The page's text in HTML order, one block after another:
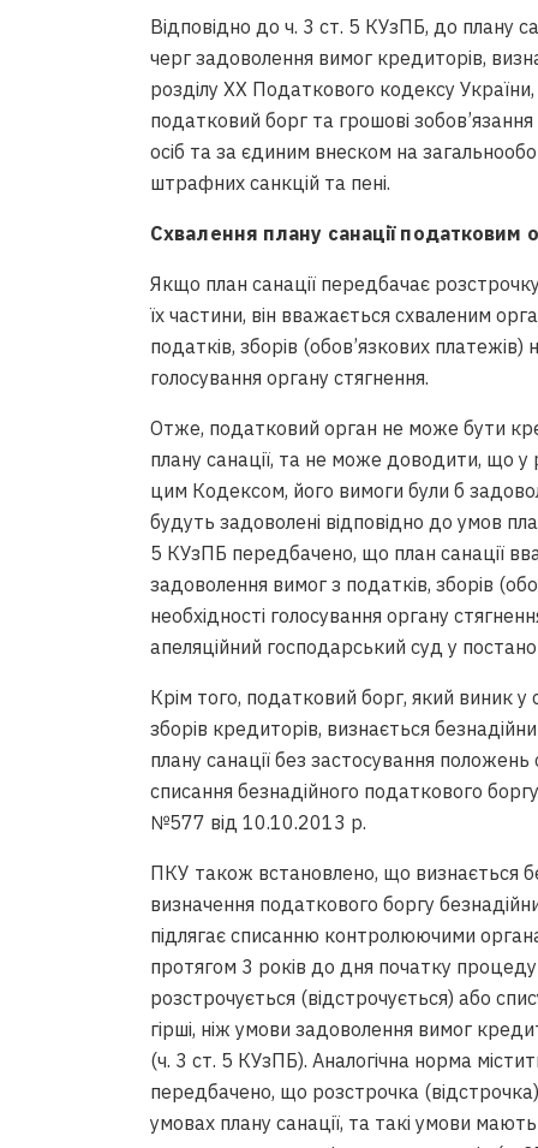
Відповідно до ч. 3 ст. 5 КУзПБ, до плану
черг задоволення вимог кредиторів,
розділу XX Податкового кодексу
податковий борг та грошові
осіб та за єдиним внеском на
штрафних санкцій та пені.
Схвалення плану санації податковим
Якщо план санації передбачає
їх частини, він вважається схваленим
податків, зборів (обов’язкових платежів)
голосування органу стягнення.
Отже, податковий орган не може бути
плану санації, та не може доводити, що у
цим Кодексом, його вимоги були б
будуть задоволені відповідно до умов
5 КУзПБ передбачено, що план санації
задоволення вимог з податків, зборів
необхідності голосування органу
апеляційний господарський суд у
Крім того, податковий борг, який виник
зборів кредиторів, визнається
плану санації без застосування
списання безнадійного податкового
№577 від 10.10.2013 р.
ПКУ також встановлено, що визнається
визначення податкового боргу
підлягає списанню контролюючими
протягом 3 років до дня початку
розстрочується (відстрочується) або
гірші, ніж умови задоволення вимог
(ч. 3 ст. 5 КУзПБ). Аналогічна норма
передбачено, що розстрочка
умовах плану санації, та такі умови